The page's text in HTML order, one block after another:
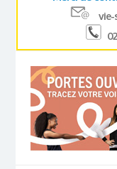
vie-